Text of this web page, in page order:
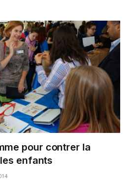
pour contrer la
enfants